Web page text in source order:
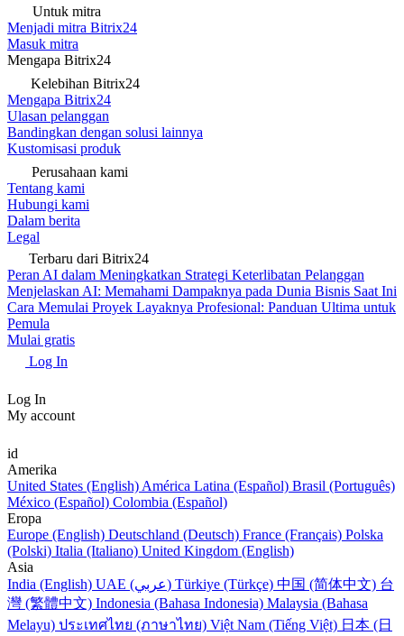
Untuk mitra
Menjadi mitra Bitrix24
Masuk mitra
Mengapa Bitrix24
Kelebihan Bitrix24
Mengapa Bitrix24
Ulasan pelanggan
Bandingkan dengan solusi lainnya
Kustomisasi produk
Perusahaan kami
Tentang kami
Hubungi kami
Dalam berita
Legal
Terbaru dari Bitrix24
Peran AI dalam Meningkatkan Strategi Keterlibatan Pelanggan
Menjelaskan AI: Memahami Dampaknya pada Dunia Bisnis Saat Ini
Cara Memulai Proyek Layaknya Profesional: Panduan Ultima untuk
Pemula
Mulai gratis
Log In
Log In
My account
id
Amerika
United States (English) América Latina (Español) Brasil (Português)
México (Español) Colombia (Español)
Eropa
Europe (English) Deutschland (Deutsch) France (Français) Polska
(Polski) Italia (Italiano) United Kingdom (English)
Asia
India (English)
UAE (عربي) Türkiye (Türkçe) 中国 (简体中文) 台
灣 (繁體中文) Indonesia (Bahasa Indonesia) Malaysia (Bahasa
Melayu) ประเทศไทย (ภาษาไทย) Việt Nam (Tiếng Việt) 日本 (日